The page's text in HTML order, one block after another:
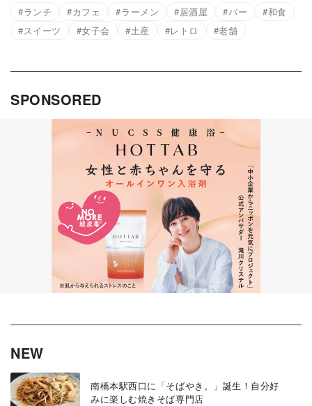
ランチ カフェ ラーメン 居酒屋 バー
和食
スイーツ
女子会 土産 レトロ 老舗
SPONSORED
NEW
南橋本駅西口に「そばやき。」誕生！自分好
みに楽しむ焼きそば専門店